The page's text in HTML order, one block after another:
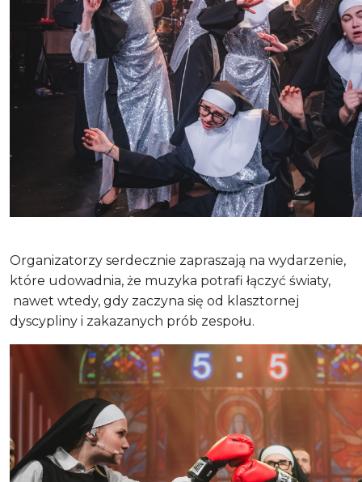
Organizatorzy serdecznie zapraszają na wydarzenie,
które udowadnia, że muzyka potrafi łączyć światy,
nawet wtedy, gdy zaczyna się od klasztornej
dyscypliny i zakazanych prób zespołu.